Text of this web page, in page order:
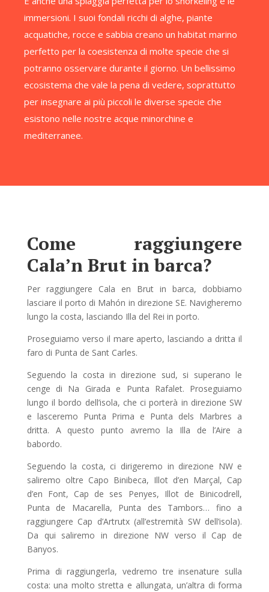
immersioni. I suoi fondali ricchi di alghe, piante
acquatiche, rocce e sabbia creano un habitat marino
perfetto per la coesistenza di molte specie che si
potranno osservare durante il giorno. Un bellissimo
ecosistema che vale la pena di vedere, soprattutto
per insegnare ai più piccoli le diverse specie che
esistono nelle nostre acque minorchine e
mediterranee.
Come raggiungere
Cala’n Brut in barca?
Per raggiungere Cala en Brut in barca, dobbiamo
lasciare il porto di Mahón in direzione SE. Navigheremo
lungo la costa, lasciando Illa del Rei in porto.
Proseguiamo verso il mare aperto, lasciando a dritta il
faro di Punta de Sant Carles.
Seguendo la costa in direzione sud, si superano le
cenge di Na Girada e Punta Rafalet. Proseguiamo
lungo il bordo dell’isola, che ci porterà in direzione SW
e lasceremo Punta Prima e Punta dels Marbres a
dritta. A questo punto avremo la Illa de l’Aire a
babordo.
Seguendo la costa, ci dirigeremo in direzione NW e
saliremo oltre Capo Binibeca, Illot d’en Marçal, Cap
d’en Font, Cap de ses Penyes, Illot de Binicodrell,
Punta de Macarella, Punta des Tambors… fino a
raggiungere Cap d’Artrutx (all’estremità SW dell’isola).
Da qui saliremo in direzione NW verso il Cap de
Banyos.
Prima di raggiungerla, vedremo tre insenature sulla
costa: una molto stretta e allungata, un’altra di forma